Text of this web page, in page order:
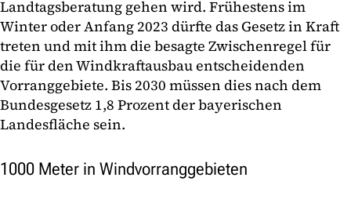
Landtagsberatung gehen wird. Frühestens im
Winter oder Anfang 2023 dürfte das Gesetz in Kraft
treten und mit ihm die besagte Zwischenregel für
die für den Windkraftausbau entscheidenden
Vorranggebiete. Bis 2030 müssen dies nach dem
Bundesgesetz 1,8 Prozent der bayerischen
Landesfläche sein.
1000 Meter in Windvorranggebieten